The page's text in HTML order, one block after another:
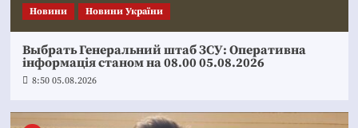
Новини Новини України
Выбрать Генеральний штаб ЗСУ: Оперативна
інформація станом на 08.00 05.08.2026
8:50 05.08.2026